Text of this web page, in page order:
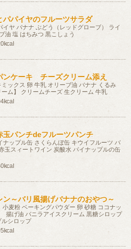
パパイヤのフルーツサラダ
イヤ バナナ ぶどう（レッドグローブ） ライ
油 塩 はちみつ 黒こしょう
ンケーキ チーズクリーム添え
ミックス 卵 牛乳 オリーブ油 バナナ くるみ
ーム】 クリームチーズ 生クリーム 牛乳
玉パンチdeフルーツパンチ
ナップル缶 さくらんぼ缶 キウイフルーツ バ
玉スィートワイン 炭酸水 パイナップルの缶
ン～バリ風揚げバナナのおやつ～
小麦粉 ベーキングパウダー 卵 砂糖 ココナッ
げ油 バニラアイスクリーム 黒糖シロップ
ルシロップ